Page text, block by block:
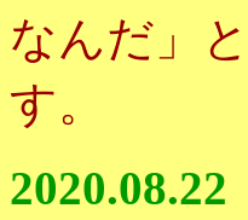
なんだ」
す。
2020.08.22